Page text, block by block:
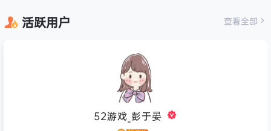
活跃用户 查看全部
52游戏_彭于晏